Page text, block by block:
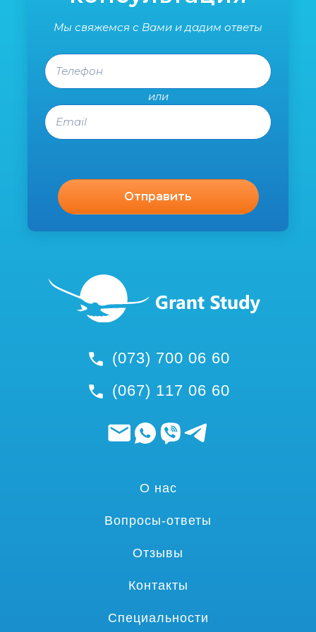
(073) 700 06 60
(067) 117 06 60
Мы свяжемся с Вами и дадим ответы
Телефон
или
Email
О нас
Вопросы-ответы
Отзывы
Контакты
Специальности